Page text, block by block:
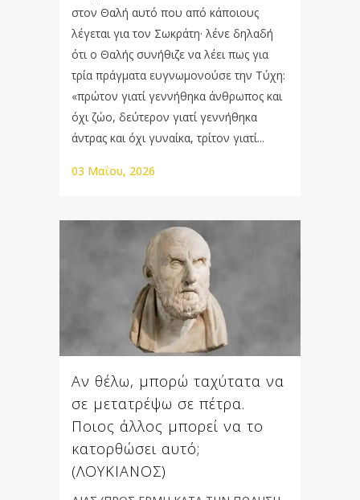
στον Θαλή αυτό που από κάποιους
λέγεται για τον Σωκράτη· λένε δηλαδή
ότι ο Θαλής συνήθιζε να λέει πως για
τρία πράγματα ευγνωμονούσε την Τύχη:
«πρώτον γιατί γεννήθηκα άνθρωπος και
όχι ζώο, δεύτερον γιατί γεννήθηκα
άντρας και όχι γυναίκα, τρίτον γιατί...
03 Μαΐου, 2026
Αν θέλω, μπορώ ταχύτατα να
σε μετατρέψω σε πέτρα.
Ποιος άλλος μπορεί να το
κατορθώσει αυτό;
(ΛΟΥΚΙΑΝΟΣ)